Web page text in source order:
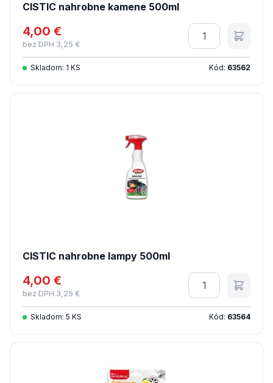
CISTIC nahrobne kamene 500ml
4,00 €
bez DPH 3,25 €
Množstvo
Skladom: 1 KS Kód: 63562
CISTIC nahrobne lampy 500ml
4,00 €
bez DPH 3,25 €
Množstvo
Skladom: 5 KS Kód: 63564